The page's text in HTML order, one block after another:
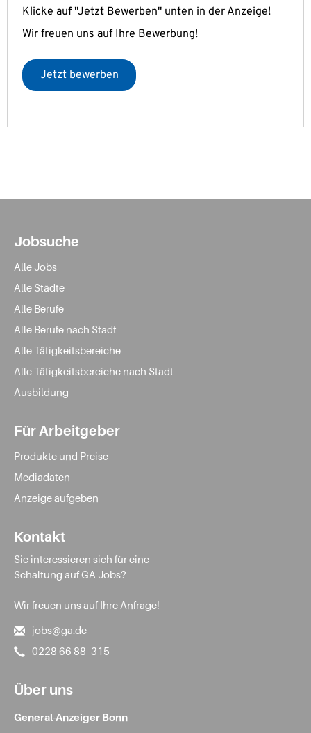
Jobsuche
Alle Jobs
Alle Städte
Alle Berufe
Alle Berufe nach Stadt
Alle Tätigkeitsbereiche
Alle Tätigkeitsbereiche nach Stadt
Ausbildung
Für Arbeitgeber
Produkte und Preise
Mediadaten
Anzeige aufgeben
Kontakt
Sie interessieren sich für eine
Schaltung auf GA Jobs?
Wir freuen uns auf Ihre Anfrage!
jobs@ga.de
0228 66 88 -315
Über uns
General-Anzeiger Bonn